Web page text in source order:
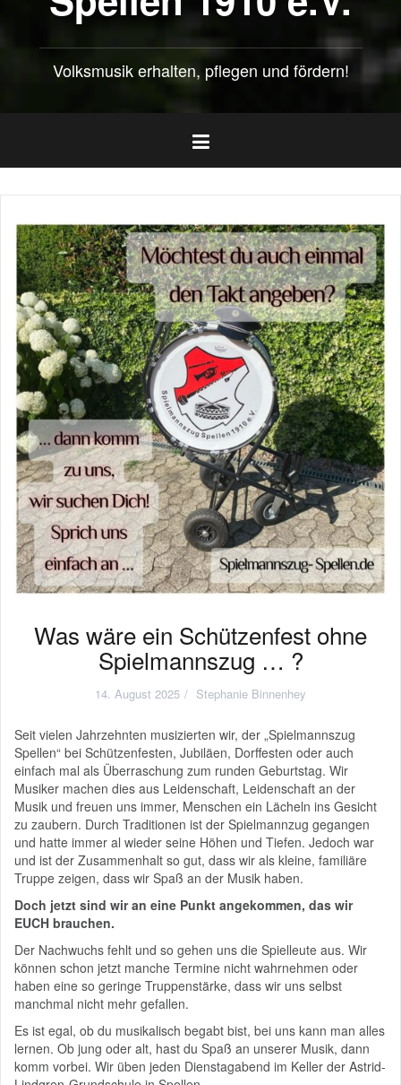
Volksmusik erhalten, pflegen und fördern!
Was wäre ein Schützenfest ohne
Spielmannszug … ?
14. August 2025 Stephanie Binnenhey
Seit vielen Jahrzehnten musizierten wir, der „Spielmannszug
Spellen“ bei Schützenfesten, Jubiläen, Dorffesten oder auch
einfach mal als Überraschung zum runden Geburtstag. Wir
Musiker machen dies aus Leidenschaft, Leidenschaft an der
Musik und freuen uns immer, Menschen ein Lächeln ins Gesicht
zu zaubern. Durch Traditionen ist der Spielmannzug gegangen
und hatte immer al wieder seine Höhen und Tiefen. Jedoch war
und ist der Zusammenhalt so gut, dass wir als kleine, familiäre
Truppe zeigen, dass wir Spaß an der Musik haben.
Doch jetzt sind wir an eine Punkt angekommen, das wir
EUCH brauchen.
Der Nachwuchs fehlt und so gehen uns die Spielleute aus. Wir
können schon jetzt manche Termine nicht wahrnehmen oder
haben eine so geringe Truppenstärke, dass wir uns selbst
manchmal nicht mehr gefallen.
Es ist egal, ob du musikalisch begabt bist, bei uns kann man alles
lernen. Ob jung oder alt, hast du Spaß an unserer Musik, dann
komm vorbei. Wir üben jeden Dienstagabend im Keller der Astrid-